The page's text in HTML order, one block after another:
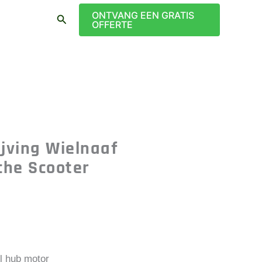
Zoek
ONTVANG EEN GRATIS
OFFERTE
Wielnaaf
Scooter
hub motor